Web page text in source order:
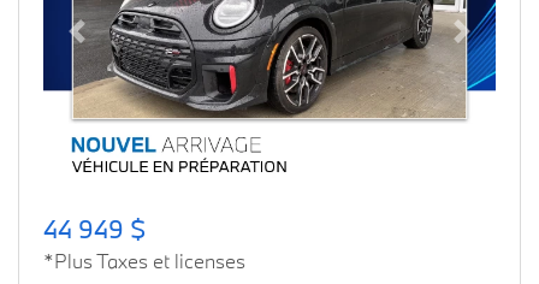
Previous Next
44 949 $
*Plus Taxes et licenses